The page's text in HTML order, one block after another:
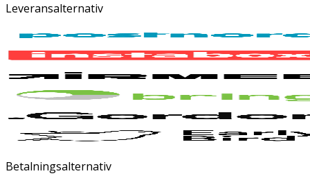
Leveransalternativ
Betalningsalternativ